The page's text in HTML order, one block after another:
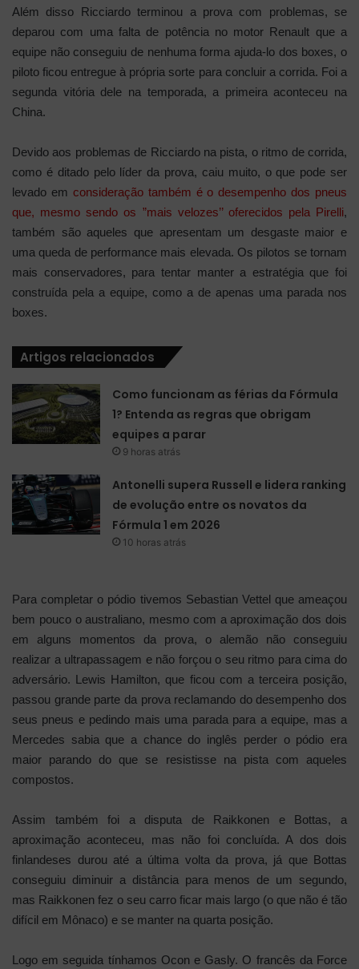
Além disso Ricciardo terminou a prova com problemas, se
deparou com uma falta de potência no motor Renault que a
equipe não conseguiu de nenhuma forma ajuda-lo dos boxes, o
piloto ficou entregue à própria sorte para concluir a corrida. Foi a
segunda vitória dele na temporada, a primeira aconteceu na
China.
Devido aos problemas de Ricciardo na pista, o ritmo de corrida,
como é ditado pelo líder da prova, caiu muito, o que pode ser
levado em consideração também é o desempenho dos pneus
que, mesmo sendo os ”mais velozes’’ oferecidos pela Pirelli,
também são aqueles que apresentam um desgaste maior e
uma queda de performance mais elevada. Os pilotos se tornam
mais conservadores, para tentar manter a estratégia que foi
construída pela a equipe, como a de apenas uma parada nos
boxes.
Artigos relacionados
Como funcionam as férias da Fórmula
1? Entenda as regras que obrigam
equipes a parar
9 horas atrás
Antonelli supera Russell e lidera ranking
de evolução entre os novatos da
Fórmula 1 em 2026
10 horas atrás
Para completar o pódio tivemos Sebastian Vettel que ameaçou
bem pouco o australiano, mesmo com a aproximação dos dois
em alguns momentos da prova, o alemão não conseguiu
realizar a ultrapassagem e não forçou o seu ritmo para cima do
adversário. Lewis Hamilton, que ficou com a terceira posição,
passou grande parte da prova reclamando do desempenho dos
seus pneus e pedindo mais uma parada para a equipe, mas a
Mercedes sabia que a chance do inglês perder o pódio era
maior parando do que se resistisse na pista com aqueles
compostos.
Assim também foi a disputa de Raikkonen e Bottas, a
aproximação aconteceu, mas não foi concluída. A dos dois
finlandeses durou até a última volta da prova, já que Bottas
conseguiu diminuir a distância para menos de um segundo,
mas Raikkonen fez o seu carro ficar mais largo (o que não é tão
difícil em Mônaco) e se manter na quarta posição.
Logo em seguida tínhamos Ocon e Gasly. O francês da Force